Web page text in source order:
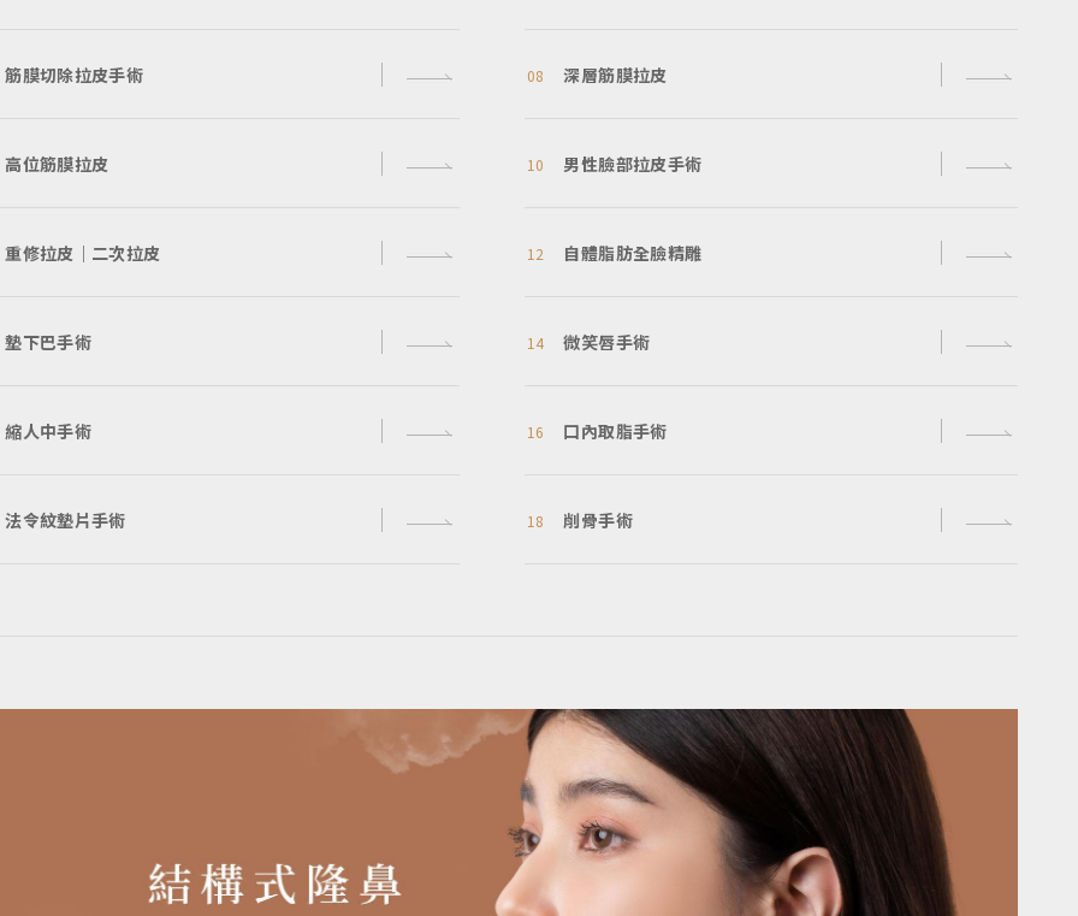
筋膜切除拉皮手術 08 深層筋膜拉皮
高位筋膜拉皮 10 男性臉部拉皮手術
重修拉皮｜二次拉皮 12 自體脂肪全臉精雕
墊下巴手術 14 微笑唇手術
縮人中手術 16 口內取脂手術
法令紋墊片手術 18 削骨手術